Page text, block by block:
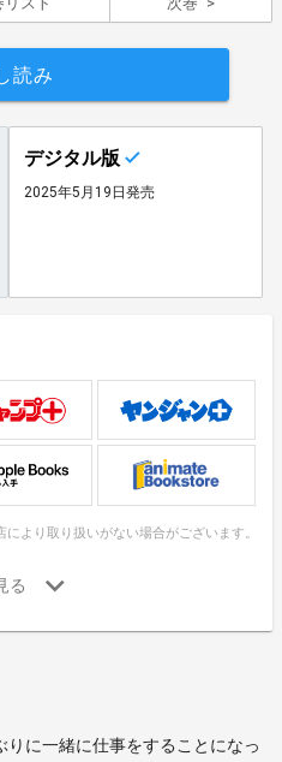
読み
デジタル版
2025年5月19日発売
により取り扱いがない場合がございます。
に一緒に仕事をすることになっ